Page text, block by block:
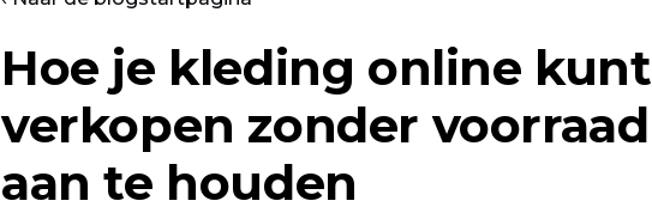
Hoe je kleding online kunt
verkopen zonder voorraad
aan te houden